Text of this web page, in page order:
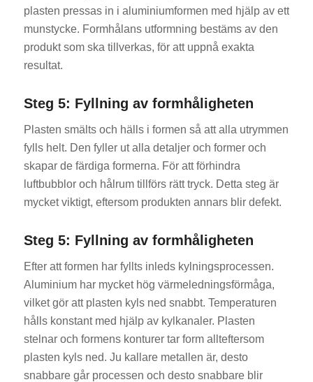
plasten pressas in i aluminiumformen med hjälp av ett
munstycke. Formhålans utformning bestäms av den
produkt som ska tillverkas, för att uppnå exakta
resultat.
Steg 5: Fyllning av formhåligheten
Plasten smälts och hälls i formen så att alla utrymmen
fylls helt. Den fyller ut alla detaljer och former och
skapar de färdiga formerna. För att förhindra
luftbubblor och hålrum tillförs rätt tryck. Detta steg är
mycket viktigt, eftersom produkten annars blir defekt.
Steg 5: Fyllning av formhåligheten
Efter att formen har fyllts inleds kylningsprocessen.
Aluminium har mycket hög värmeledningsförmåga,
vilket gör att plasten kyls ned snabbt. Temperaturen
hålls konstant med hjälp av kylkanaler. Plasten
stelnar och formens konturer tar form allteftersom
plasten kyls ned. Ju kallare metallen är, desto
snabbare går processen och desto snabbare blir